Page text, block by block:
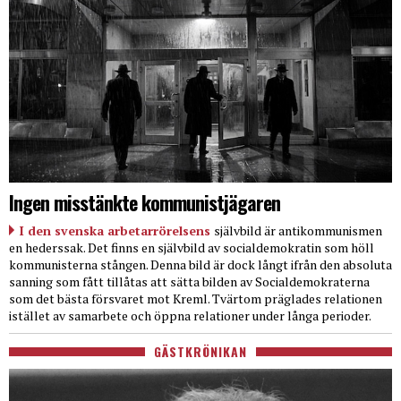
Ingen misstänkte kommunistjägaren
I den svenska arbetarrörelsens självbild är antikommunismen
en hederssak. Det finns en självbild av socialdemokratin som höll
kommunisterna stången. Denna bild är dock långt ifrån den absoluta
sanning som fått tillåtas att sätta bilden av Socialdemokraterna
som det bästa försvaret mot Kreml. Tvärtom präglades relationen
istället av samarbete och öppna relationer under långa perioder.
GÄSTKRÖNIKAN